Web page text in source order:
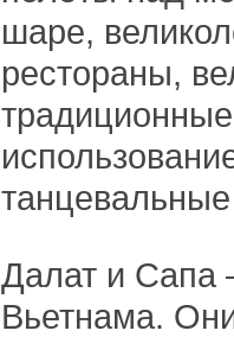
шаре,
рестораны,
Далат и Сапа
Вьетнама.